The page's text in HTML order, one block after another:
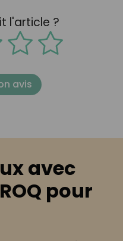
l'article ?
avis
avec
pour